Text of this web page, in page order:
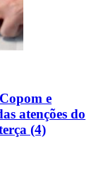
e
atenções do
(4)